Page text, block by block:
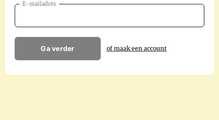
E-mailadres
Ga verder of maak een account